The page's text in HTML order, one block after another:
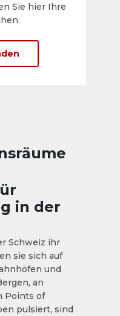
Sie hier Ihre
in der
Schweiz ihr
sie sich auf
und
an
Points of
pulsiert, sind